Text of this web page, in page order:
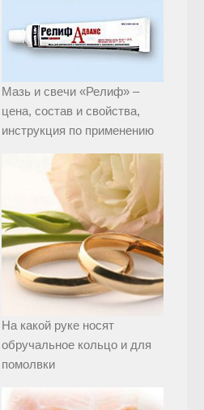
Мазь и свечи «Релиф» –
цена, состав и свойства,
инструкция по применению
На какой руке носят
обручальное кольцо и для
помолвки